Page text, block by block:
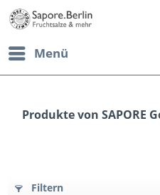
Menü
Produkte von SAPORE
Filtern